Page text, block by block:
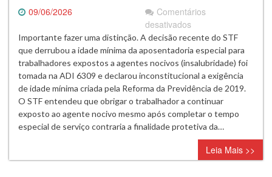
09/06/2026
Comentários
desativadosem
Antes
comemorar,
é
melhor
aguardar
a
decisão
do
“STF”
derrubou
Importante fazer uma distinção. A decisão recente do STF
que derrubou a idade mínima da aposentadoria especial para
trabalhadores expostos a agentes nocivos (insalubridade) foi
tomada na ADI 6309 e declarou inconstitucional a exigência
de idade mínima criada pela Reforma da Previdência de 2019.
O STF entendeu que obrigar o trabalhador a continuar
exposto ao agente nocivo mesmo após completar o tempo
especial de serviço contraria a finalidade protetiva da…
Leia Mais >>